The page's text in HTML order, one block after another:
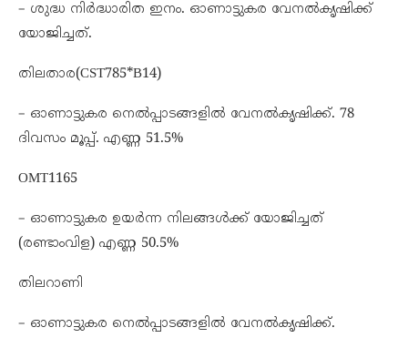
– ശുദ്ധ നിര്‍ദ്ധാരിത ഇനം. ഓണാട്ടുകര വേനല്‍കൃഷിക്ക്‌
യോജിച്ചത്‌.
തിലതാര(CST785*B14)
– ഓണാട്ടുകര നെല്‍പ്പാടങ്ങളില്‍ വേനല്‍കൃഷിക്ക്‌. 78
ദിവസം മൂപ്പ്. എണ്ണ 51.5%
OMT1165
– ഓണാട്ടുകര ഉയര്‍ന്ന നിലങ്ങള്‍ക്ക് യോജിച്ചത്‌
(രണ്ടാംവിള) എണ്ണ 50.5%
തിലറാണി
– ഓണാട്ടുകര നെല്‍പ്പാടങ്ങ‍ളില്‍ വേനല്‍കൃഷിക്ക്‌.